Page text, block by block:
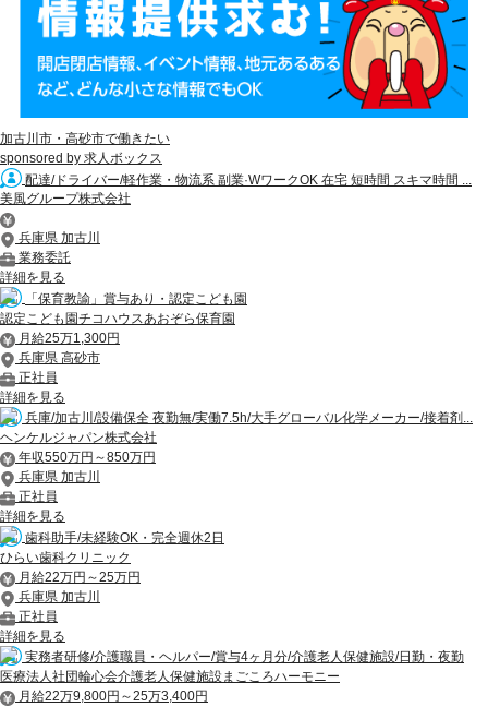
加古川市・高砂市で働きたい
sponsored by 求人ボックス
配達/ドライバー/軽作業・物流系 副業·WワークOK 在宅 短時間 スキマ時間 ...
美風グループ株式会社
兵庫県 加古川
業務委託
詳細を見る
「保育教諭」賞与あり・認定こども園
認定こども園チコハウスあおぞら保育園
月給25万1,300円
兵庫県 高砂市
正社員
詳細を見る
兵庫/加古川/設備保全 夜勤無/実働7.5h/大手グローバル化学メーカー/接着剤...
ヘンケルジャパン株式会社
年収550万円～850万円
兵庫県 加古川
正社員
詳細を見る
歯科助手/未経験OK・完全週休2日
ひらい歯科クリニック
月給22万円～25万円
兵庫県 加古川
正社員
詳細を見る
実務者研修/介護職員・ヘルパー/賞与4ヶ月分/介護老人保健施設/日勤・夜勤
医療法人社団輪心会介護老人保健施設まごころハーモニー
月給22万9,800円～25万3,400円